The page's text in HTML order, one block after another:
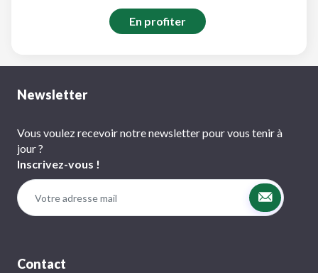
En profiter
Newsletter
Vous voulez recevoir notre newsletter pour vous tenir à
jour ?
Inscrivez-vous !
Contact